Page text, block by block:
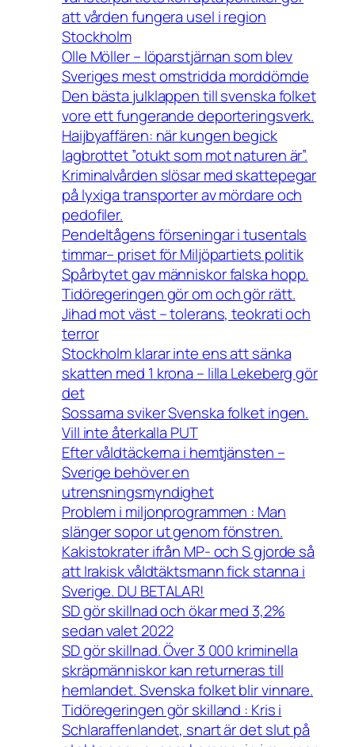
att vården fungera usel i region
Stockholm
Olle Möller – löparstjärnan som blev
Sveriges mest omstridda morddömde
Den bästa julklappen till svenska folket
vore ett fungerande deporteringsverk.
Haijbyaffären: när kungen begick
lagbrottet ”otukt som mot naturen är”.
Kriminalvården slösar med skattepegar
på lyxiga transporter av mördare och
pedofiler.
Pendeltågens förseningar i tusentals
timmar– priset för Miljöpartiets politik
Spårbytet gav människor falska hopp.
Tidöregeringen gör om och gör rätt.
Jihad mot väst – tolerans, teokrati och
terror
Stockholm klarar inte ens att sänka
skatten med 1 krona – lilla Lekeberg gör
det
Sossarna sviker Svenska folket ingen.
Vill inte återkalla PUT
Efter våldtäckerna i hemtjänsten –
Sverige behöver en
utrensningsmyndighet
Problem i miljonprogrammen : Man
slänger sopor ut genom fönstren.
Kakistokrater ifrån MP- och S gjorde så
att Irakisk våldtäktsmann fick stanna i
Sverige. DU BETALAR!
SD gör skillnad och ökar med 3,2%
sedan valet 2022
SD gör skillnad. Över 3 000 kriminella
skräpmänniskor kan returneras till
hemlandet. Svenska folket blir vinnare.
Tidöregeringen gör skilland : Kris i
Schlaraffenlandet, snart är det slut på